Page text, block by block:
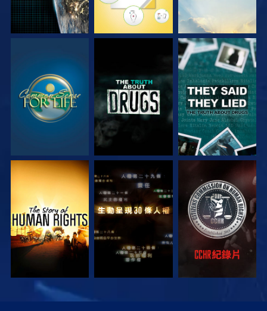
觀看 觀看 觀看
觀看 觀看 觀看